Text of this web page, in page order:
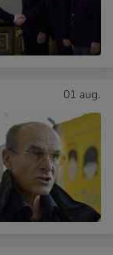
01 aug.